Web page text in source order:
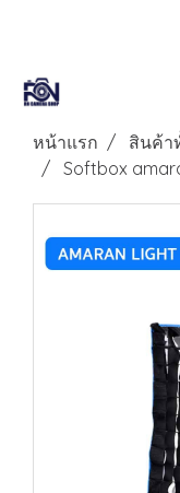
หน้าแรก สินค้า
Softbox